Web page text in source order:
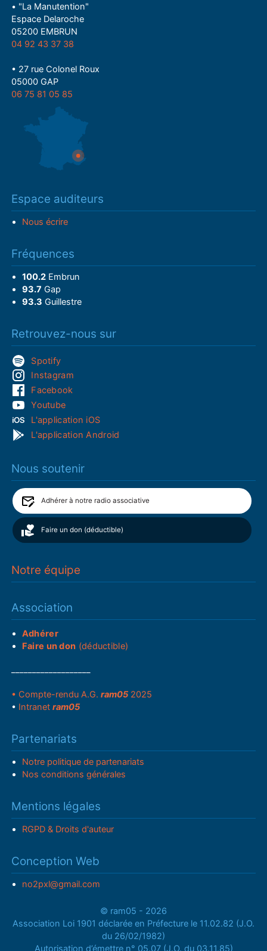
• "La Manutention"
Espace Delaroche
05200 EMBRUN
04 92 43 37 38
• 27 rue Colonel Roux
05000 GAP
06 75 81 05 85
Espace auditeurs
Nous écrire
Fréquences
100.2Embrun
93.7 Gap
93.3 Guillestre
Retrouvez-nous sur
Spotify
Instagram
Facebook
Youtube
L'application iOS
L'application Android
Nous soutenir
Adhérer à notre radio associative
Faire un don (déductible)
Notre équipe
Association
Adhérer
Faire un don (déductible)
• Compte-rendu A.G.ram05 2025
• Intranetram05
Partenariats
Notre politique de partenariats
Nos conditions générales
Mentions légales
RGPD & Droits d'auteur
Conception Web
no2pxl@gmail.com
© ram05 - 2026
Association Loi 1901 déclarée en Préfecture le 11.02.82 (J.O.
du 26/02/1982)
Autorisation d’émettre n° 05.07 (J.O. du 03.11.85)